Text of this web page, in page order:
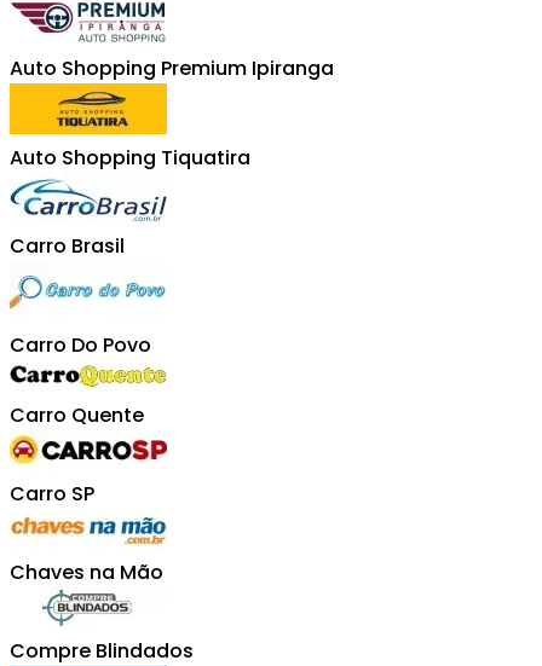
Auto Shopping Premium Ipiranga
Auto Shopping Tiquatira
Carro Brasil
Carro Do Povo
Carro Quente
Carro SP
Chaves na Mão
Compre Blindados